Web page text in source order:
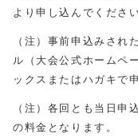
より申し込んでください
（注）事前申込みされ
ル（大会公式ホームペ
ックスまたはハガキで
（注）各回とも当日申
の料金となります。